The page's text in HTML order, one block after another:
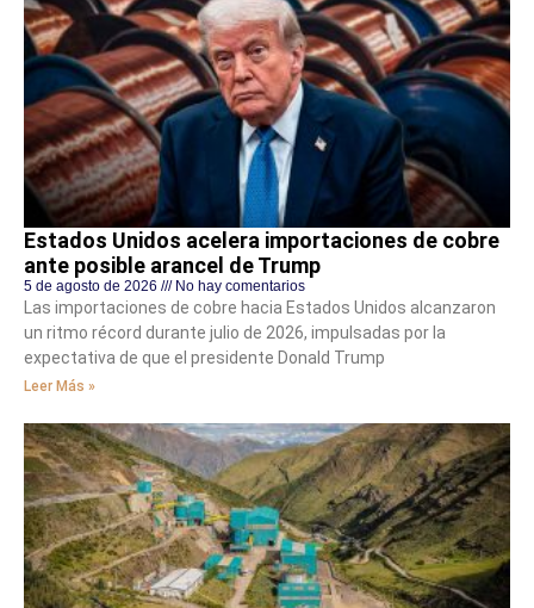
Estados Unidos acelera importaciones de cobre
ante posible arancel de Trump
5 de agosto de 2026 No hay comentarios
Las importaciones de cobre hacia Estados Unidos alcanzaron
un ritmo récord durante julio de 2026, impulsadas por la
expectativa de que el presidente Donald Trump
Leer Más »